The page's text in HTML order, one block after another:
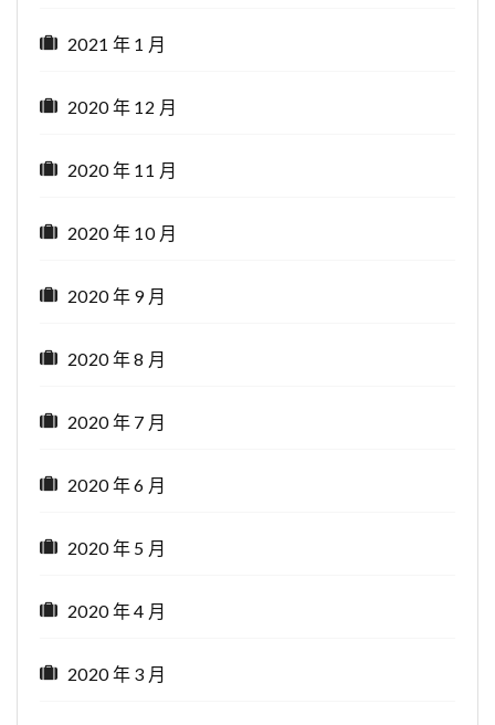
2021 年 1 月
2020 年 12 月
2020 年 11 月
2020 年 10 月
2020 年 9 月
2020 年 8 月
2020 年 7 月
2020 年 6 月
2020 年 5 月
2020 年 4 月
2020 年 3 月